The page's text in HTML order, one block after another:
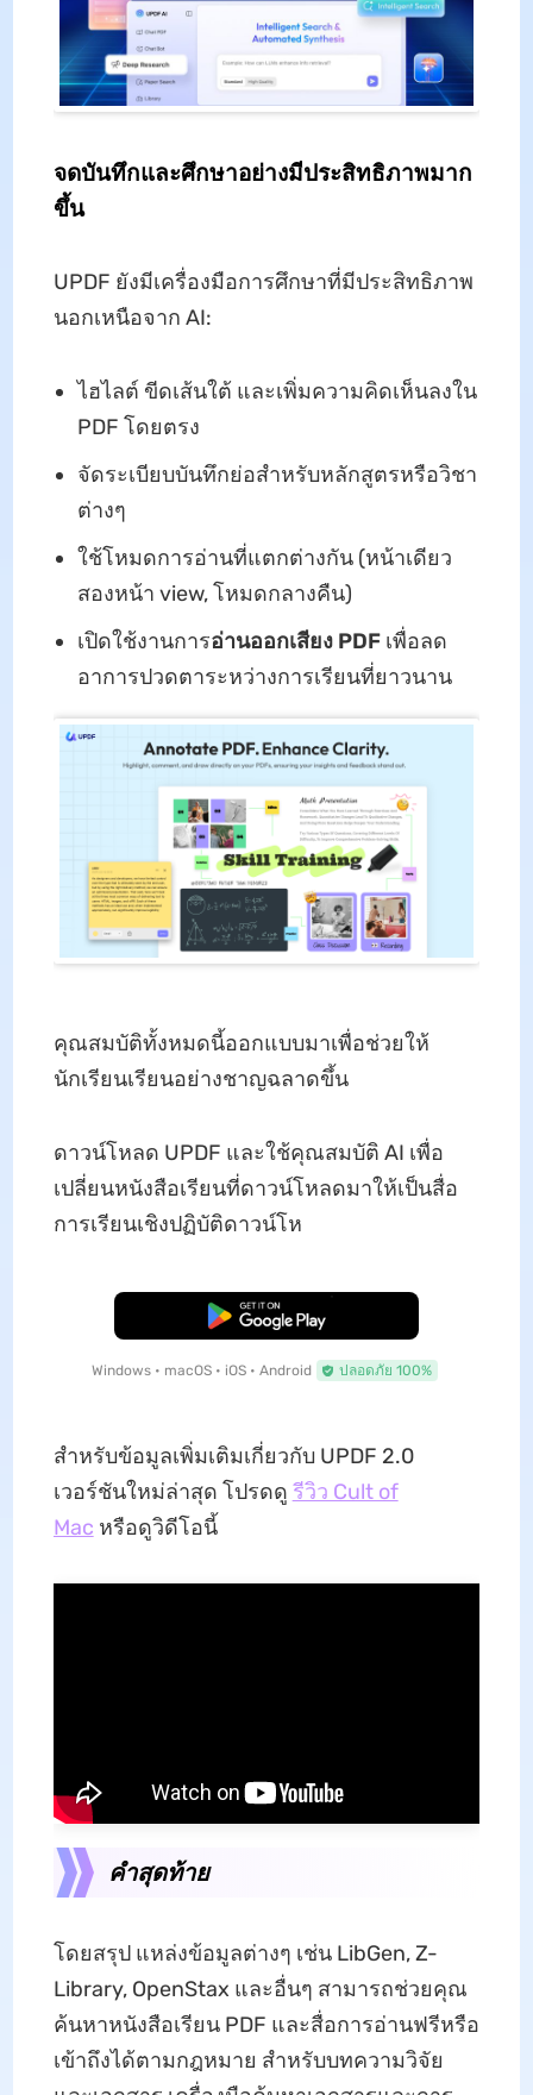
จดบันทึกและศึกษาอย่างมีประสิทธิภาพมาก
ขึ้น
UPDF ยังมีเครื่องมือการศึกษาที่มีประสิทธิภาพ
นอกเหนือจาก AI:
ไฮไลต์ ขีดเส้นใต้ และเพิ่มความคิดเห็นลงใน
PDF โดยตรง
จัดระเบียบบันทึกย่อสําหรับหลักสูตรหรือวิชา
ต่างๆ
ใช้โหมดการอ่านที่แตกต่างกัน (หน้าเดียว
สองหน้า view, โหมดกลางคืน)
เปิดใช้งานการอ่านออกเสียง PDFเพื่อลด
อาการปวดตาระหว่างการเรียนที่ยาวนาน
คุณสมบัติทั้งหมดนี้ออกแบบมาเพื่อช่วยให้
นักเรียนเรียนอย่างชาญฉลาดขึ้น
ดาวน์โหลด UPDF และใช้คุณสมบัติ AI เพื่อ
เปลี่ยนหนังสือเรียนที่ดาวน์โหลดมาให้เป็นสื่อ
การเรียนเชิงปฏิบัติดาวน์โห
ดาวน์โหลดฟรี
Windows • macOS • iOS • Android ปลอดภัย 100%
สําหรับข้อมูลเพิ่มเติมเกี่ยวกับ UPDF 2.0
เวอร์ชันใหม่ล่าสุด โปรดดู รีวิว Cult of
Mac หรือดูวิดีโอนี้
คําสุดท้าย
โดยสรุป แหล่งข้อมูลต่างๆ เช่น LibGen, Z-
Library, OpenStax และอื่นๆ สามารถช่วยคุณ
ค้นหาหนังสือเรียน PDF และสื่อการอ่านฟรีหรือ
เข้าถึงได้ตามกฎหมาย สําหรับบทความวิจัย